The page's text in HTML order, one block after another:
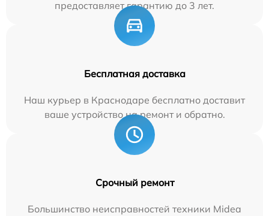
предоставляет гарантию до 3 лет.
Бесплатная доставка
Наш курьер в Краснодаре бесплатно доставит
ваше устройство на ремонт и обратно.
Срочный ремонт
Большинство неисправностей техники Midea